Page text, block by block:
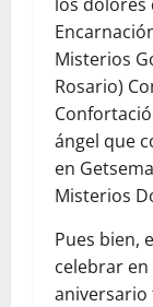
Misterios
Rosario)
ángel que
en
Misterios
Pues bien,
celebrar en
aniversario